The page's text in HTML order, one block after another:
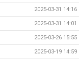
2025-03-31 14:16
2025-03-31 14:01
2025-03-26 15:55
2025-03-19 14:59